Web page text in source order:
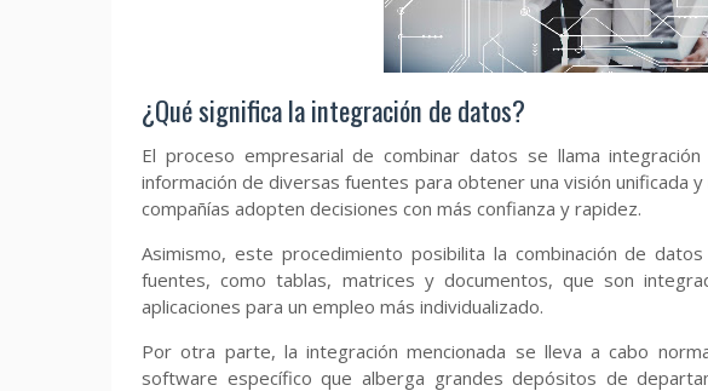
¿Qué significa la integración de datos?
El proceso empresarial de combinar datos se llama
información de diversas fuentes para obtener una visión unificada
compañías adopten decisiones con más confianza y rapidez.
Asimismo, este procedimiento posibilita la combinación de
fuentes, como tablas, matrices y documentos, que son
aplicaciones para un empleo más individualizado.
Por otra parte, la integración mencionada se lleva a cabo
software específico que alberga grandes depósitos de